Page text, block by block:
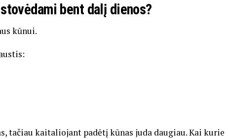
stovėdami bent dalį dienos?
kūnui.
tačiau kaitaliojant padėtįkūnas juda daugiau.Kai kurie